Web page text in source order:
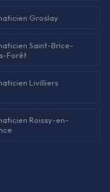
Groslay
Saint-Brice-
Forêt
Livilliers
Roissy-en-